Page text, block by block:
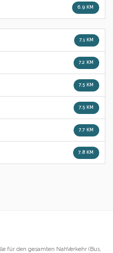
6.9 KM
7.1 KM
7.2 KM
7.5 KM
7.5 KM
7.7 KM
7.8 KM
für den gesamten NahVerkehr (Bus,